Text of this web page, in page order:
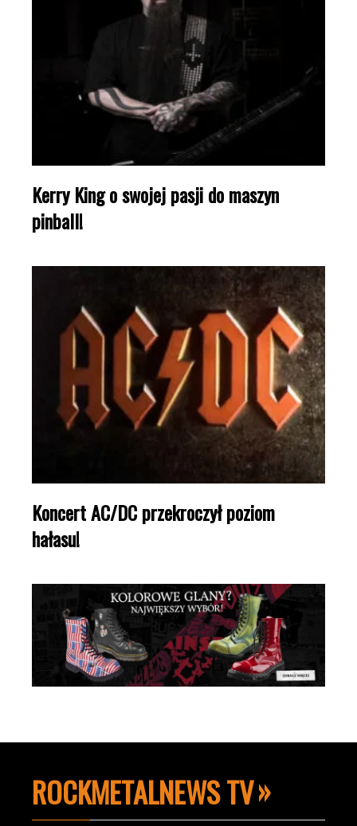
Kerry King o swojej pasji do maszyn
pinball!
Koncert AC/DC przekroczył poziom
hałasu!
ROCKMETALNEWS TV